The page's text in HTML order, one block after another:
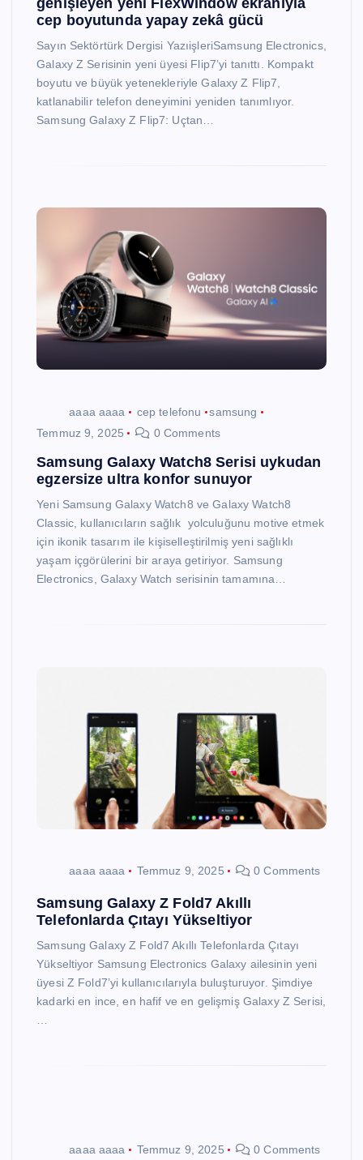
cep boyutunda yapay zekâ gücü
Sayın Sektörtürk Dergisi YazıişleriSamsung Electronics,
Galaxy Z Serisinin yeni üyesi Flip7’yi tanıttı. Kompakt
boyutu ve büyük yetenekleriyle Galaxy Z Flip7,
katlanabilir telefon deneyimini yeniden tanımlıyor.
Samsung Galaxy Z Flip7: Uçtan…
aaaa aaaa cep telefonu
samsung
Temmuz 9, 2025
0 Comments
Samsung Galaxy Watch8 Serisi uykudan
egzersize ultra konfor sunuyor
Yeni Samsung Galaxy Watch8 ve Galaxy Watch8
Classic, kullanıcıların sağlık yolculuğunu motive etmek
için ikonik tasarım ile kişiselleştirilmiş yeni sağlıklı
yaşam içgörülerini bir araya getiriyor. Samsung
Electronics, Galaxy Watch serisinin tamamına…
aaaa aaaa Temmuz 9, 2025 0 Comments
Samsung Galaxy Z Fold7 Akıllı
Telefonlarda Çıtayı Yükseltiyor
Samsung Galaxy Z Fold7 Akıllı Telefonlarda Çıtayı
Yükseltiyor Samsung Electronics Galaxy ailesinin yeni
üyesi Z Fold7’yi kullanıcılarıyla buluşturuyor. Şimdiye
kadarki en ince, en hafif ve en gelişmiş Galaxy Z Serisi,
aaaa aaaa Temmuz 9, 2025 0 Comments